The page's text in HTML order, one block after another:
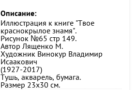
Описание:
Иллюстрация к книге "Твое
краснокрылое знамя".
Рисунок №65 стр 149.
Автор Лященко М.
Художник Винокур Владимир
Исаакович
(1927-2017)
Тушь, акварель, бумага.
Размер 23х30 см.